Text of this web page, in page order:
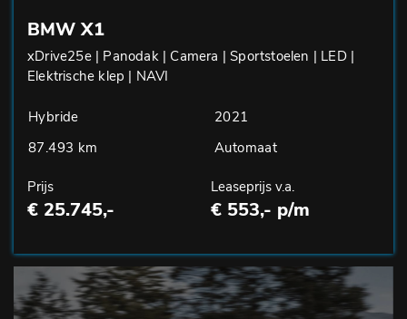
BMW X1
xDrive25e | Panodak | Camera | Sportstoelen | LED |
Elektrische klep | NAVI
Hybride
2021
87.493 km
Automaat
Prijs
€ 25.745,-
Leaseprijs v.a.
€ 553,- p/m